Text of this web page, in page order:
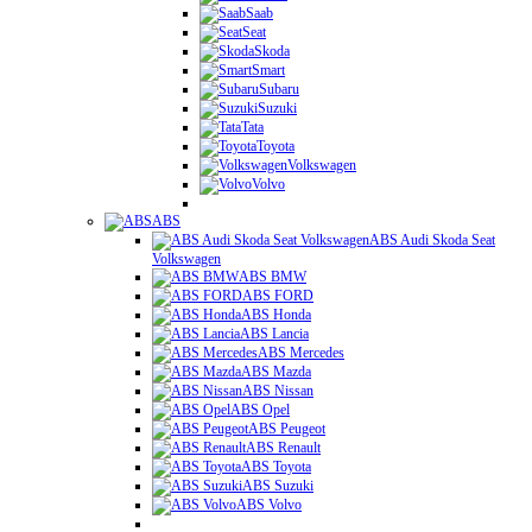
Saab
Seat
Skoda
Smart
Subaru
Suzuki
Tata
Toyota
Volkswagen
Volvo
ABS
ABS Audi Skoda Seat
Volkswagen
ABS BMW
ABS FORD
ABS Honda
ABS Lancia
ABS Mercedes
ABS Mazda
ABS Nissan
ABS Opel
ABS Peugeot
ABS Renault
ABS Toyota
ABS Suzuki
ABS Volvo